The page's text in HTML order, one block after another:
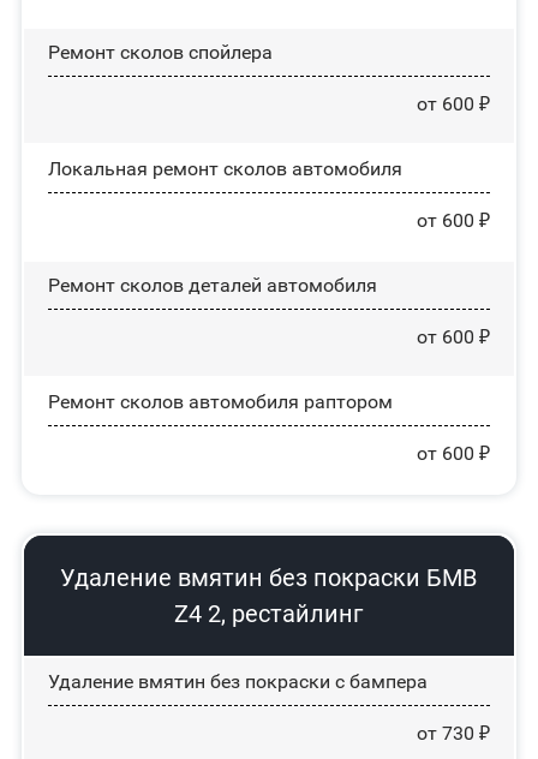
Ремонт сколов спойлера
от 600 ₽
Локальная ремонт сколов автомобиля
от 600 ₽
Ремонт сколов деталей автомобиля
от 600 ₽
Ремонт сколов автомобиля раптором
от 600 ₽
Удаление вмятин без покраски БМВ
Z4 2, рестайлинг
Удаление вмятин без покраски с бампера
от 730 ₽